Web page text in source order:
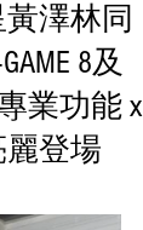
澤林同
8及
業功能 x
登場